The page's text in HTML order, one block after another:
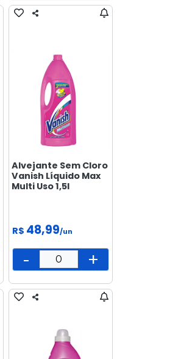
Alvejante Sem Cloro
Vanish Líquido Max
Multi Uso 1,5l
R$ 48,99/un
- +